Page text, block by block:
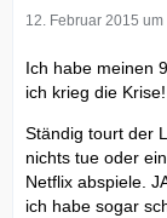
12. Februar 2015 um
Ich habe meinen
ich krieg die Krise!
Ständig tourt der
nichts tue oder
Netflix abspiele.
ich habe sogar